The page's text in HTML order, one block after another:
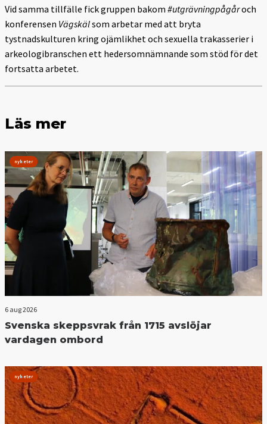
Vid samma tillfälle fick gruppen bakom #utgrävningpågåroch
konferensen Vägskälsom arbetar med att bryta
tystnadskulturen kring ojämlikhet och sexuella trakasserier i
arkeologibranschen ett hedersomnämnande som stöd för det
fortsatta arbetet.
Läs mer
nyheter
6 aug 2026
Svenska skeppsvrak från 1715 avslöjar
vardagen ombord
nyheter